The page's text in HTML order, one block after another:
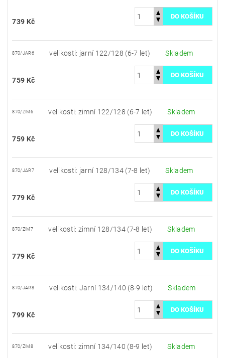
739 Kč
870/JAR6 velikosti: jarní 122/128 (6-7 let) Skladem
759 Kč
870/ZIM6 velikosti: zimní 122/128 (6-7 let) Skladem
759 Kč
870/JAR7 velikosti: jarní 128/134 (7-8 let) Skladem
779 Kč
870/ZIM7 velikosti: zimní 128/134 (7-8 let) Skladem
779 Kč
870/JAR8 velikosti: Jarní 134/140 (8-9 let) Skladem
799 Kč
870/ZIM8 velikosti: zimní 134/140 (8-9 let) Skladem